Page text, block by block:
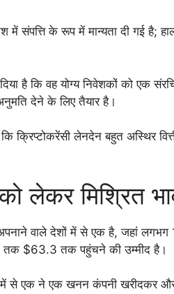
संपत्ति के रूप में मान्यता दी गई है;
है कि वह योग्य निवेशकों को एक
देने के लिए तैयार है।
कि क्रिप्टोकरेंसी लेनदेन बहुत अस्थिर
लेकर मिश्रित
वाले देशों में से एक है, जहां
तक $63.3 तक पहुंचने की उम्मीद है।
में से एक ने एक खनन कंपनी खरीदकर